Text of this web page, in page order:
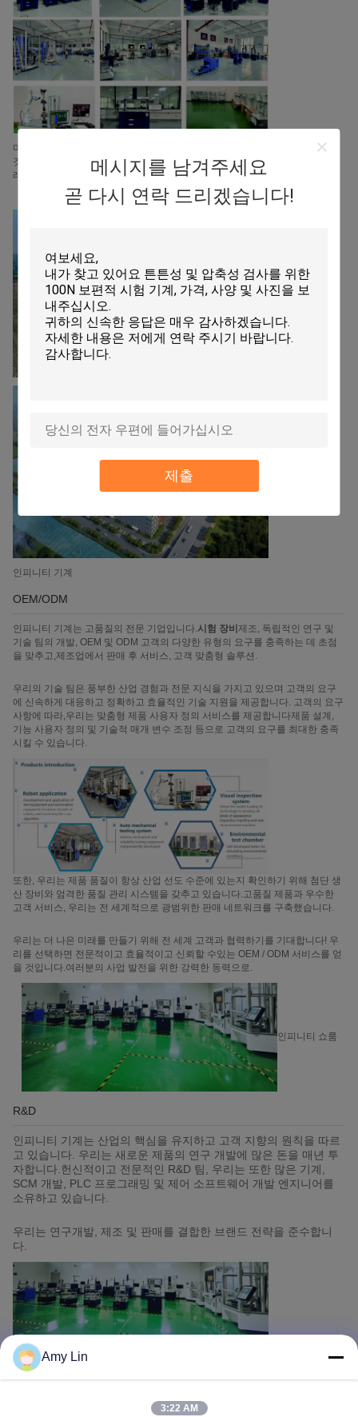
메시지를 남겨주세요
곧 다시 연락 드리겠습니다!
제출
미래에는, 무한 기계는 "품질 먼저, 고객 먼저"의 비즈니스 철학을 계속 준수 할
것입니다, 더 연구 개발 투자를 증가제품 품질과 성능을 향상우리는 더 나은 미
래를 만들기 위해 전 세계 고객들과 협력하기를 기대합니다!
인피니티 기계
OEM/ODM
인피니티 기계는 고품질의 전문 기업입니다.시험 장비 제조, 독립적인 연구 및
기술 팀의 개발, OEM 및 ODM 고객의 다양한 유형의 요구를 충족하는 데 초점
을 맞추고,제조업에서 판매 후 서비스, 고객 맞춤형 솔루션.
우리의 기술 팀은 풍부한 산업 경험과 전문 지식을 가지고 있으며 고객의 요구
에 신속하게 대응하고 정확하고 효율적인 기술 지원을 제공합니다. 고객의 요구
사항에 따라,우리는 맞춤형 제품 사용자 정의 서비스를 제공합니다제품 설계,
기능 사용자 정의 및 기술적 매개 변수 조정 등으로 고객의 요구를 최대한 충족
시킬 수 있습니다.
또한, 우리는 제품 품질이 항상 산업 선도 수준에 있는지 확인하기 위해 첨단 생
산 장비와 엄격한 품질 관리 시스템을 갖추고 있습니다.고품질 제품과 우수한
고객 서비스, 우리는 전 세계적으로 광범위한 판매 네트워크를 구축했습니다.
우리는 더 나은 미래를 만들기 위해 전 세계 고객과 협력하기를 기대합니다! 우
리를 선택하면 전문적이고 효율적이고 신뢰할 수있는 OEM / ODM 서비스를 얻
을 것입니다.여러분의 사업 발전을 위한 강력한 동력으로.
인피니티 쇼룸
R&D
인피니티 기계는 산업의 핵심을 유지하고 고객 지향의 원칙을 따르
고 있습니다. 우리는 새로운 제품의 연구 개발에 많은 돈을 매년 투
자합니다.헌신적이고 전문적인 R&D 팀, 우리는 또한 많은 기계,
SCM 개발, PLC 프로그래밍 및 제어 소프트웨어 개발 엔지니어를
소유하고 있습니다.
우리는 연구개발, 제조 및 판매를 결합한 브랜드 전략을 준수합니
다.
오늘날까지 우리는 소프트웨어와 하드웨어의 제어 시스템의 여러
세트를 성공적으로 개발했으며, 우리의 기술, 정확성 및 사용 가능
성은 모두 업계를 이끌고 있습니다.
Amy Lin
3:22 AM